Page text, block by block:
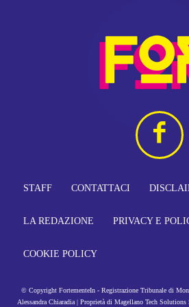
STAFF CONTATTACI
LA REDAZIONE PRIVACY E
COOKIE POLICY
© Copyright FortementeIn - Registrazione Tribunale di
Alessandra Chiaradia | Proprietà di Magellano Tech